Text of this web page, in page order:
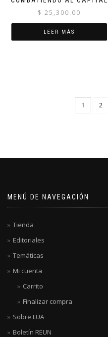
$ 25,300.00
LEER MÁS
1 2
MENÚ DE NAVEGACIÓN
Tienda
Editoriales
Temáticas
Mi cuenta
Carrito
Finalizar compra
Sobre LUA
Boletín REUN